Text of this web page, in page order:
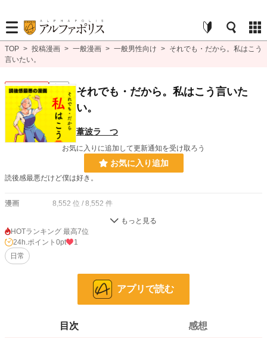
TOP > 投稿漫画 > 一般漫画 > 一般男性向け > それでも・だから。私はこう
言いたい。
一般男性向け 完結
それでも・だから。私はこう言いた
い。
葦波ラ つ
お気に入りに追加して更新通知を受け取ろう
お気に入り追加
読後感最悪だけど僕は好き。
漫画 8,552 位 / 8,552 件
お気に入り 0
24h.ポイント
2025.02.28 23:37
HOTランキング 最高7位
24h.ポイント 0pt
1
日常
アプリで読む
目次 感想